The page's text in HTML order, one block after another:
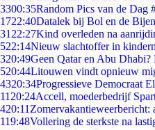
3300:35Random Pics van de Dag
1722:40Datalek bij Bol en de
31 22:27Kind overleden na
522:14Nieuw slachtoffer in
320:49Geen Qatar en Abu
520:44Litouwen vindt opnieuw
4320:34Progressieve Democraat
11 20:24Accell, moederbedrijf
420:11 Zomervakantieweerbericht:
119:48Vollering de sterkste na